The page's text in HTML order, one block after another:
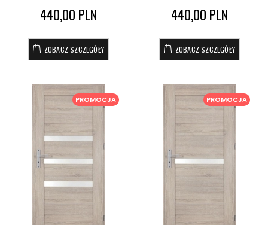
440,00 PLN
ZOBACZ SZCZEGÓŁY
440,00 PLN
ZOBACZ SZCZEGÓŁY
PROMOCJA PROMOCJA